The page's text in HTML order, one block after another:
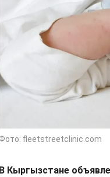
Фото: fleetstreetclinic.com
В Кыргызстане